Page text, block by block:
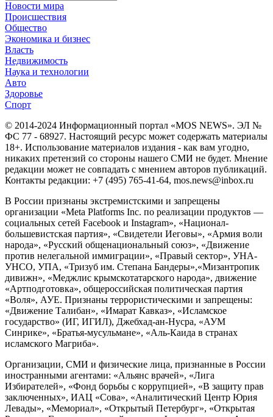
Новости мира
Происшествия
Общество
Экономика и бизнес
Власть
Недвижимость
Наука и технологии
Авто
Здоровье
Спорт
© 2014-2024 Информационный портал «MOS NEWS». ЭЛ №
ФС 77 - 68927. Настоящий ресурс может содержать материалы
18+. Использование материалов издания - как вам угодно,
никаких претензий со стороны нашего СМИ не будет. Мнение
редакции может не совпадать с мнением авторов публикаций.
Контакты редакции: +7 (495) 765-41-64, mos.news@inbox.ru
В России признаны экстремистскими и запрещены
организации «Meta Platforms Inc. по реализации продуктов —
социальных сетей Facebook и Instagram», «Национал-
большевистская партия», «Свидетели Иеговы», «Армия воли
народа», «Русский общенациональный союз», «Движение
против нелегальной иммиграции», «Правый сектор», УНА-
УНСО, УПА, «Тризуб им. Степана Бандеры»,«Мизантропик
дивижн», «Меджлис крымскотатарского народа», движение
«Артподготовка», общероссийская политическая партия
«Воля», АУЕ. Признаны террористическими и запрещены:
«Движение Талибан», «Имарат Кавказ», «Исламское
государство» (ИГ, ИГИЛ), Джебхад-ан-Нусра, «АУМ
Синрике», «Братья-мусульмане», «Аль-Каида в странах
исламского Магриба».
Организации, СМИ и физические лица, признанные в России
иностранными агентами: «Альянс врачей», «Лига
Избирателей», «Фонд борьбы с коррупцией», «В защиту прав
заключенных», ИАЦ «Сова», «Аналитический Центр Юрия
Левады», «Мемориал», «Открытый Петербург», «Открытая